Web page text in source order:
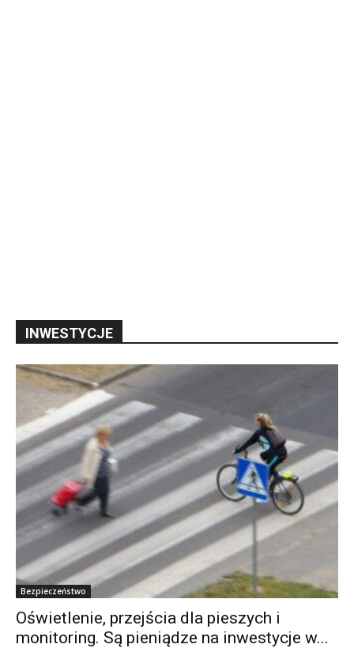
INWESTYCJE
Bezpieczeństwo
Oświetlenie, przejścia dla pieszych i
monitoring. Są pieniądze na inwestycje w...